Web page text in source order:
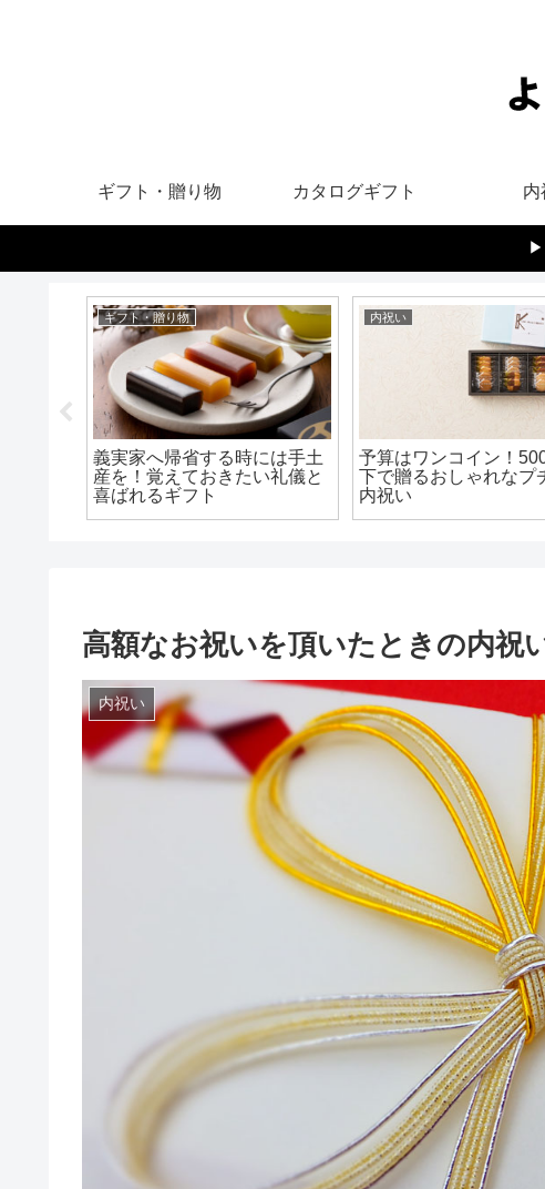
ギフト・贈り物 カタログギフト 内
▶︎
ギフト・贈り物
義実家へ帰省する時には手土
産を！覚えておきたい礼儀と
喜ばれるギフト
内祝い
予算はワンコイン！
下で贈るおしゃれなプ
内祝い
高額なお祝いを頂いたときの内祝
内祝い